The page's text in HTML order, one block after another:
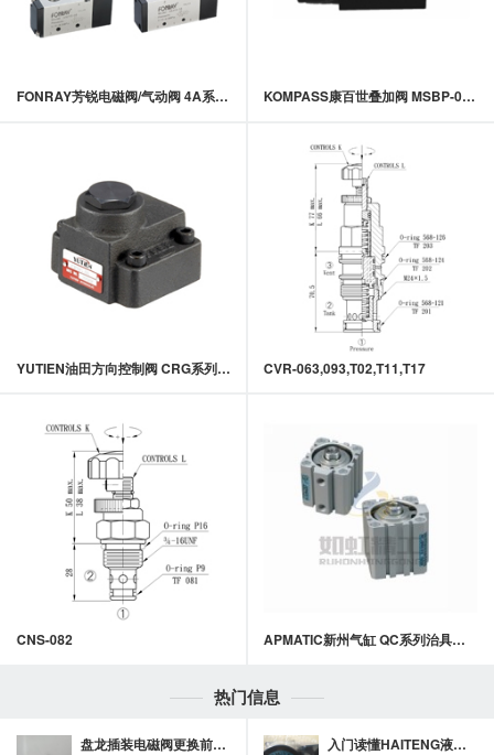
FONRAY芳锐电磁阀/气动阀 4A系列气动阀 KOMPASS康百世叠加阀 MSBP-03系列叠加式电控溢流阀
YUTIEN油田方向控制阀 CRG系列转角式单向阀 常规板式 CVR-063,093,T02,T11,T17
CNS-082 APMATIC新州气缸 QC系列治具气缸
热门信息
盘龙插装电磁阀更换前，型号、电压、通径与压力范围应逐项核对 入门读懂HAITENG液压泵的结构基础与工况应用